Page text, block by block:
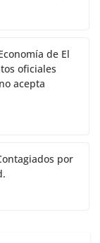
de El
oficiales
acepta
por